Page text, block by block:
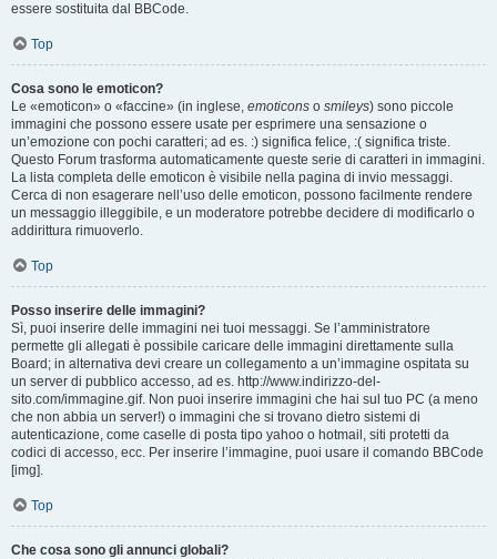
essere sostituita dal BBCode.
Top
Cosa sono le emoticon?
Le «emoticon» o «faccine» (in inglese, emoticons o smileys) sono piccole
immagini che possono essere usate per esprimere una sensazione o
un’emozione con pochi caratteri; ad es. :) significa felice, :( significa triste.
Questo Forum trasforma automaticamente queste serie di caratteri in immagini.
La lista completa delle emoticon è visibile nella pagina di invio messaggi.
Cerca di non esagerare nell’uso delle emoticon, possono facilmente rendere
un messaggio illeggibile, e un moderatore potrebbe decidere di modificarlo o
addirittura rimuoverlo.
Top
Posso inserire delle immagini?
Sì, puoi inserire delle immagini nei tuoi messaggi. Se l’amministratore
permette gli allegati è possibile caricare delle immagini direttamente sulla
Board; in alternativa devi creare un collegamento a un’immagine ospitata su
un server di pubblico accesso, ad es. http://www.indirizzo-del-
sito.com/immagine.gif. Non puoi inserire immagini che hai sul tuo PC (a meno
che non abbia un server!) o immagini che si trovano dietro sistemi di
autenticazione, come caselle di posta tipo yahoo o hotmail, siti protetti da
codici di accesso, ecc. Per inserire l’immagine, puoi usare il comando BBCode
[img].
Top
Che cosa sono gli annunci globali?